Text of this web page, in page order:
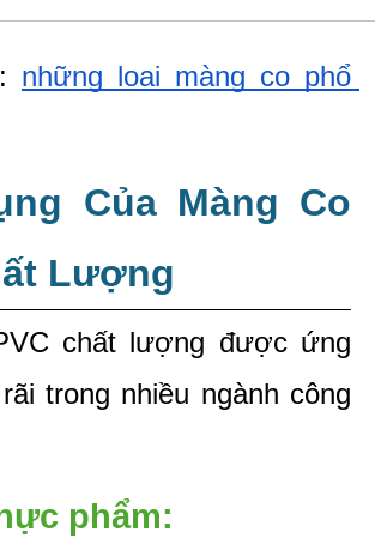
những loại màng co phổ
Của Màng Co
Lượng
chất lượng được ứng
trong nhiều ngành công
phẩm: